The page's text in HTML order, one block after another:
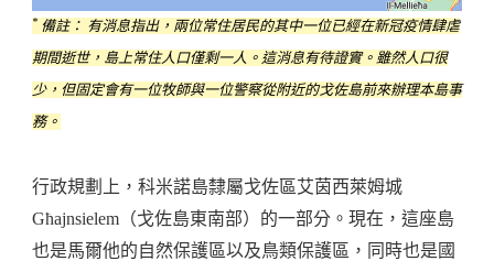
* 備註： 有消息指出，兩位常住居民的其中一位已經在新冠疫情肆虐
期間逝世，島上常住人口僅剩一人。這消息有待證實。雖然人口很
少，但固定會有一位牧師與一位警察從附近的戈佐島前來辦理本島事
務。
行政規劃上，科米諾島隸屬戈佐區艾茵西萊姆城
Għajnsielem（戈佐島東南部）的一部分。現在，這座島
也是馬爾他的自然保護區以及鳥類保護區，同時也是國